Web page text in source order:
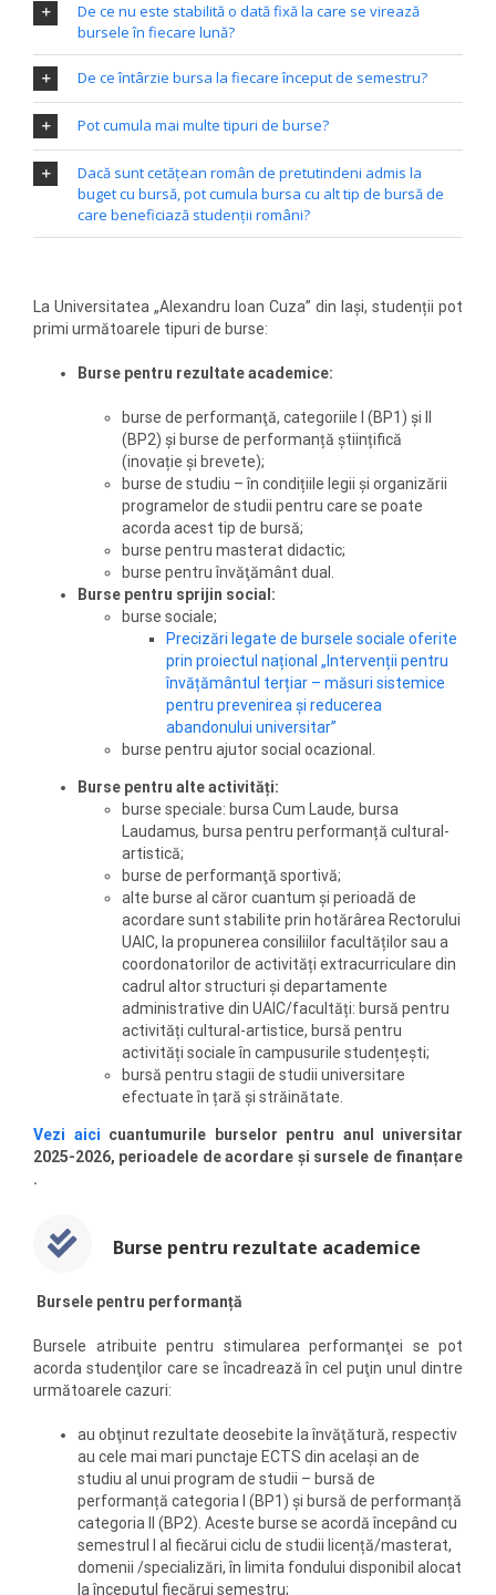
De ce nu este stabilită o dată fixă la care se virează
bursele în fiecare lună?
De ce întârzie bursa la fiecare început de semestru?
Pot cumula mai multe tipuri de burse?
Dacă sunt cetățean român de pretutindeni admis la
buget cu bursă, pot cumula bursa cu alt tip de bursă de
care beneficiază studenții români?
La Universitatea „Alexandru Ioan Cuza” din Iași, studenții pot
primi următoarele tipuri de burse:
Burse pentru rezultate academice:
burse de performanţă, categoriile I (BP1) și II
(BP2) și burse de performanță științifică
(inovație și brevete);
burse de studiu – în condițiile legii și organizării
programelor de studii pentru care se poate
acorda acest tip de bursă;
burse pentru masterat didactic;
burse pentru învăţământ dual.
Burse pentru sprijin social:
burse sociale;
Precizări legate de bursele sociale oferite
prin proiectul național „Intervenții pentru
învățământul terțiar – măsuri sistemice
pentru prevenirea și reducerea
abandonului universitar”
burse pentru ajutor social ocazional.
Burse pentru alte activități:
burse speciale: bursa Cum Laude, bursa
Laudamus, bursa pentru performanță cultural-
artistică;
burse de performanţă sportivă;
alte burse al căror cuantum și perioadă de
acordare sunt stabilite prin hotărârea Rectorului
UAIC, la propunerea consiliilor facultăților sau a
coordonatorilor de activități extracurriculare din
cadrul altor structuri și departamente
administrative din UAIC/facultăți: bursă pentru
activități cultural-artistice, bursă pentru
activități sociale în campusurile studențești;
bursă pentru stagii de studii universitare
efectuate în țară și străinătate.
Vezi aici cuantumurile burselor pentru anul universitar
2025-2026, perioadele de acordare și sursele de finanțare
.
Burse pentru rezultate academice
Bursele pentru performanță
Bursele atribuite pentru stimularea performanţei se pot
acorda studenţilor care se încadrează în cel puţin unul dintre
următoarele cazuri:
au obţinut rezultate deosebite la învăţătură, respectiv
au cele mai mari punctaje ECTS din acelaşi an de
studiu al unui program de studii – bursă de
performanță categoria I (BP1) și bursă de performanță
categoria II (BP2). Aceste burse se acordă începând cu
semestrul I al fiecărui ciclu de studii licență/masterat,
domenii /specializări, în limita fondului disponibil alocat
la începutul fiecărui semestru;